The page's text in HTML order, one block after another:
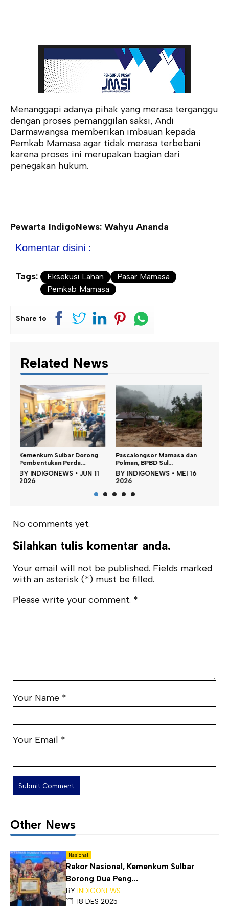
Menanggapi adanya pihak yang merasa terganggu
dengan proses pemanggilan saksi, Andi
Darmawangsa memberikan imbauan kepada
Pemkab Mamasa agar tidak merasa terbebani
karena proses ini merupakan bagian dari
penegakan hukum.
Pewarta IndigoNews: Wahyu Ananda
Komentar disini :
Tags: Eksekusi Lahan
Pasar Mamasa
Pemkab Mamasa
Share to
Related News
Pascalongsor Mamasa dan
Polman, BPBD Sul...
BYINDIGONEWS •MEI 16
2026
Samsat Mamasa Sisir OPD
Penunggak Pajak
BYINDIGONEWS •MEI 06
2026
No comments yet.
Silahkan tulis komentar anda.
Your email will not be published. Fields marked
with an asterisk (*) must be filled.
Please write your comment. *
Your Name *
Your Email *
Other News
Nasional
Rakor Nasional, Kemenkum Sulbar
Borong Dua Peng...
BY INDIGONEWS
18 DES 2025